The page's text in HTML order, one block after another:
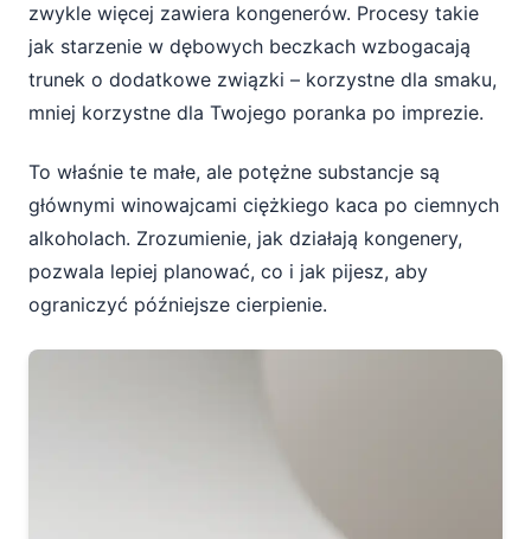
4. Zadbaj o witaminy i minerały
5. Zaplanuj czas na sen i regenerację
Podsumowanie – świadome wybory zamiast
ciężkiego kaca
zwykle więcej zawiera kongenerów. Procesy takie
jak starzenie w dębowych beczkach wzbogacają
trunek o dodatkowe związki – korzystne dla smaku,
mniej korzystne dla Twojego poranka po imprezie.
To właśnie te małe, ale potężne substancje są
głównymi winowajcami ciężkiego kaca po ciemnych
alkoholach. Zrozumienie, jak działają kongenery,
pozwala lepiej planować, co i jak pijesz, aby
ograniczyć późniejsze cierpienie.